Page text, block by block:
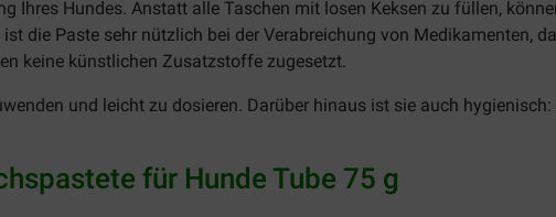
Ihres Hundes. Anstatt alle Taschen mit losen Keksen zu füllen,
die Paste sehr nützlich bei der Verabreichung von Medikamenten,
keine künstlichen Zusatzstoffe zugesetzt.
und leicht zu dosieren. Darüber hinaus ist sie auch
für Hunde Tube 75 g